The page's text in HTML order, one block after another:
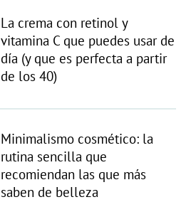
La crema con retinol y
vitamina C que puedes usar de
día (y que es perfecta a partir
de los 40)
Minimalismo cosmético: la
rutina sencilla que
recomiendan las que más
saben de belleza